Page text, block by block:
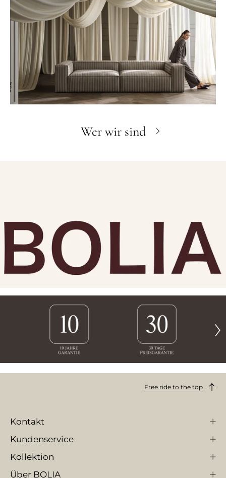
Wer wir sind
Free ride to the top
Kontakt
Kundenservice
Kollektion
Über BOLIA